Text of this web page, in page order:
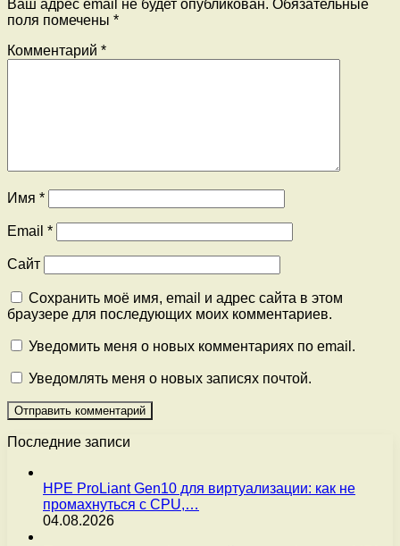
Ваш адрес email не будет опубликован. Обязательные
поля помечены *
Комментарий *
Имя *
Email *
Сайт
Сохранить моё имя, email и адрес сайта в этом
браузере для последующих моих комментариев.
Уведомить меня о новых комментариях по email.
Уведомлять меня о новых записях почтой.
Последние записи
HPE ProLiant Gen10 для виртуализации: как не
промахнуться с CPU,…
04.08.2026